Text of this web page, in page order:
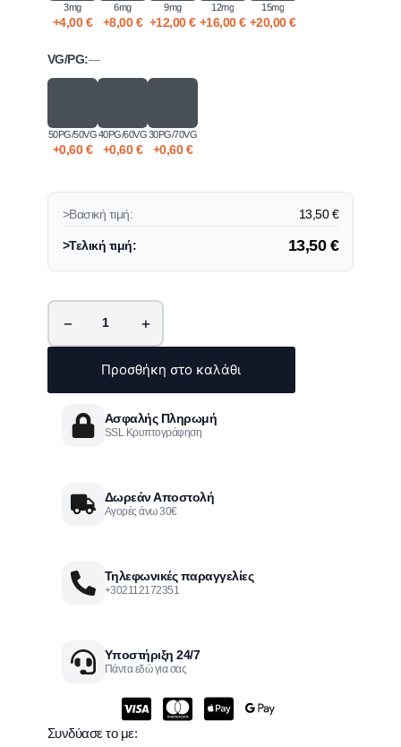
3mg
+4,00€
6mg
+8,00€
9mg
+12,00€
12mg
+16,00€
15mg
+20,00€
VG/PG:—
50PG/50VG
+0,60€
40PG/60VG
+0,60€
30PG/70VG
+0,60€
>Βασική τιμή: 13,50€
>Τελική τιμή: 13,50 €
− +
Προσθήκη στο καλάθι
Ασφαλής Πληρωμή
SSL Κρυπτογράφηση
Δωρεάν Αποστολή
Αγορές άνω 30€
Τηλεφωνικές παραγγελίες
+302112172351
Υποστήριξη 24/7
Πάντα εδώ για σας
Συνδύασε το με: